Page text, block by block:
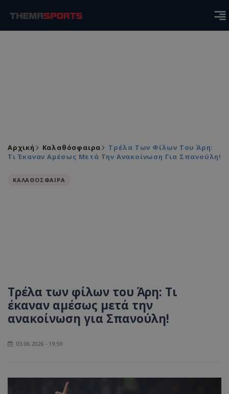
Αρχική Καλαθόσφαιρα
Τρέλα Των Φίλων Του Άρη:
Τι Έκαναν Αμέσως Μετά Την Ανακοίνωση Για Σπανούλη!
ΚΑΛΑΘΟΣΦΑΙΡΑ
Τρέλα των φίλων του Άρη: Τι
έκαναν αμέσως μετά την
ανακοίνωση για Σπανούλη!
03.06.2026 - 19:59